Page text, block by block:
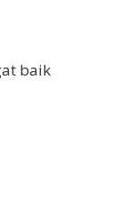
baik